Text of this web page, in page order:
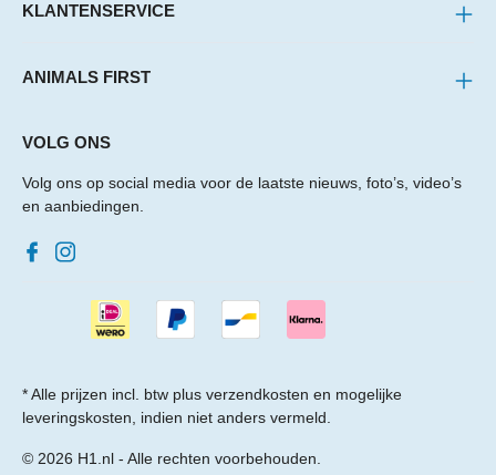
KLANTENSERVICE
ANIMALS FIRST
VOLG ONS
Volg ons op social media voor de laatste nieuws, foto’s, video’s
en aanbiedingen.
* Alle prijzen incl. btw plus verzendkosten en mogelijke
leveringskosten, indien niet anders vermeld.
© 2026 H1.nl - Alle rechten voorbehouden.